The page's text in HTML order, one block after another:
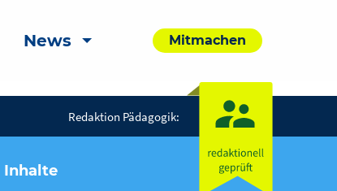
News Mitmachen
Redaktion Pädagogik:
Inhalte